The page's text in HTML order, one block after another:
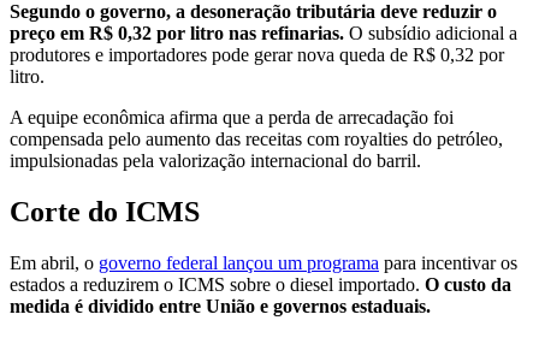
Segundo o governo, a desoneração tributária deve reduzir o
preço em R$ 0,32 por litro nas refinarias. O subsídio adicional a
produtores e importadores pode gerar nova queda de R$ 0,32 por
litro.
A equipe econômica afirma que a perda de arrecadação foi
compensada pelo aumento das receitas com royalties do petróleo,
impulsionadas pela valorização internacional do barril.
Corte do ICMS
Em abril, o governo federal lançou um programa para incentivar os
estados a reduzirem o ICMS sobre o diesel importado. O custo da
medida é dividido entre União e governos estaduais.